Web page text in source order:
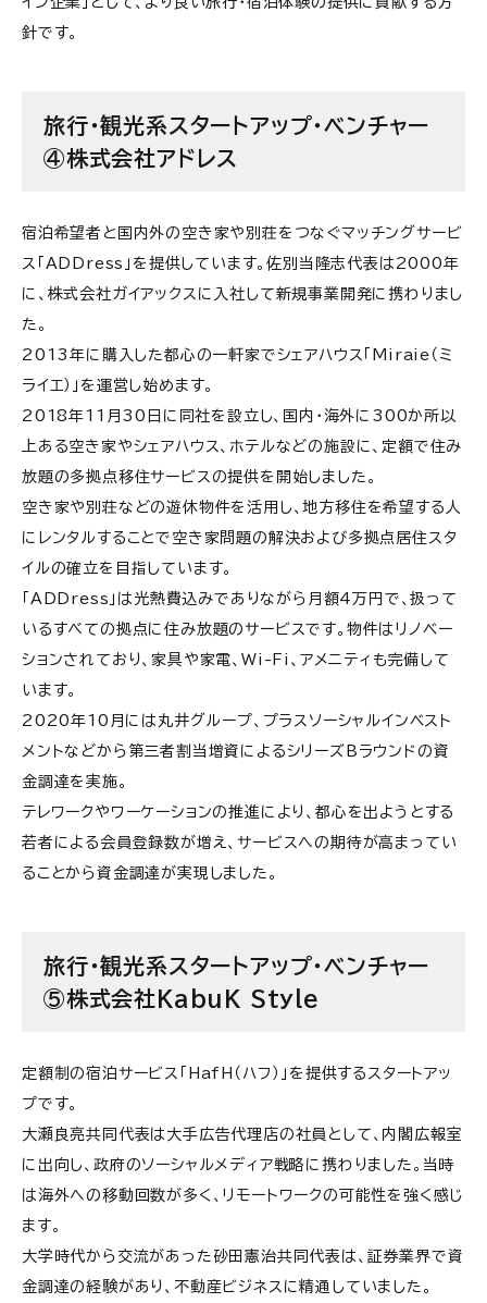
針です。
旅行・観光系スタートアップ・ベンチャー
④株式会社アドレス
宿泊希望者と国内外の空き家や別荘をつなぐマッチングサービ
ス「ADDress」を提供しています。佐別当隆志代表は2000年
に、株式会社ガイアックスに入社して新規事業開発に携わりまし
た。
2013年に購入した都心の一軒家でシェアハウス「Miraie（ミ
ライエ）」を運営し始めます。
2018年11月30日に同社を設立し、国内・海外に300か所以
上ある空き家やシェアハウス、ホテルなどの施設に、定額で住み
放題の多拠点移住サービスの提供を開始しました。
空き家や別荘などの遊休物件を活用し、地方移住を希望する人
にレンタルすることで空き家問題の解決および多拠点居住スタ
イルの確立を目指しています。
「ADDress」は光熱費込みでありながら月額4万円で、扱って
いるすべての拠点に住み放題のサービスです。物件はリノベー
ションされており、家具や家電、Wi-Fi、アメニティも完備して
います。
2020年10月には丸井グループ、プラスソーシャルインベスト
メントなどから第三者割当増資によるシリーズBラウンドの資
金調達を実施。
テレワークやワーケーションの推進により、都心を出ようとする
若者による会員登録数が増え、サービスへの期待が高まってい
ることから資金調達が実現しました。
旅行・観光系スタートアップ・ベンチャー
⑤株式会社KabuK Style
定額制の宿泊サービス「HafH（ハフ）」を提供するスタートアッ
プです。
大瀬良亮共同代表は大手広告代理店の社員として、内閣広報室
に出向し、政府のソーシャルメディア戦略に携わりました。当時
は海外への移動回数が多く、リモートワークの可能性を強く感じ
ます。
大学時代から交流があった砂田憲治共同代表は、証券業界で資
金調達の経験があり、不動産ビジネスに精通していました。